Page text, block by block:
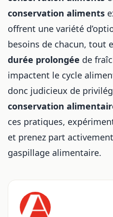
conservation aliments
offrent une variété
besoins de chacun, tout
durée prolongée de
impactent le cycle
donc judicieux de
conservation
ces pratiques,
et prenez part
gaspillage alimentaire.